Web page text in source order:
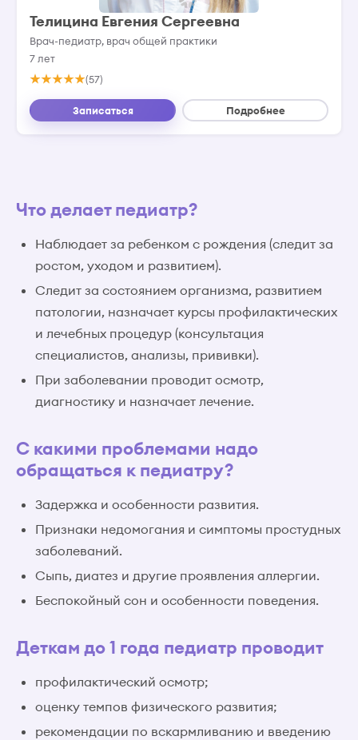
Телицина Евгения Сергеевна
Врач-педиатр, врач общей практики
7 лет
(57)
Записаться Подробнее
Что делает педиатр?
Наблюдает за ребенком с рождения (следит за
ростом, уходом и развитием).
Следит за состоянием организма, развитием
патологии, назначает курсы профилактических
и лечебных процедур (консультация
специалистов, анализы, прививки).
При заболевании проводит осмотр,
диагностику и назначает лечение.
С какими проблемами надо
обращаться к педиатру?
Задержка и особенности развития.
Признаки недомогания и симптомы простудных
заболеваний.
Сыпь, диатез и другие проявления аллергии.
Беспокойный сон и особенности поведения.
Деткам до 1 года педиатр проводит
профилактический осмотр;
оценку темпов физического развития;
рекомендации по вскармливанию и введению